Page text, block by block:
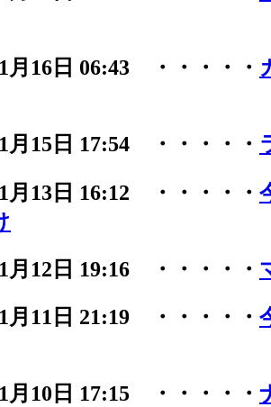
月16日 06:43 ・・・・・
月15日 17:54 ・・・・・
月13日 16:12 ・・・・・
月12日 19:16 ・・・・・
月11日 21:19 ・・・・・
月10日 17:15 ・・・・・